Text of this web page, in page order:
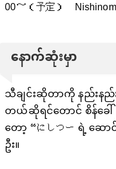
00～（予定）
နောက်ဆုံးမှာ
သီချင်းဆိုတာကို နည်း
တယ်ဆိုရင်တောင် စိန်ခေါ်
တော့ “にしつー ရဲ့ ဆောင်
ဦး။